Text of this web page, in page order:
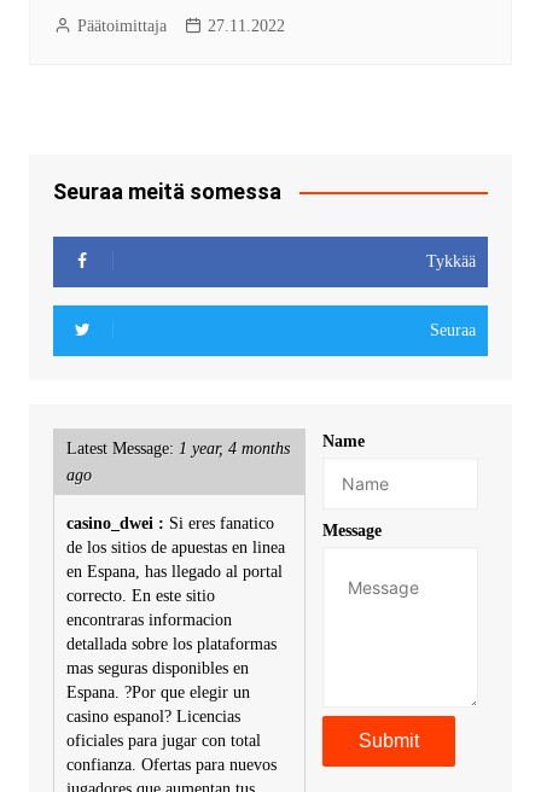
Päätoimittaja 27.11.2022
Seuraa meitä somessa
Tykkää
Seuraa
Latest Message: 1 year, 4 months
ago
casino_dwei : Si eres fanatico
de los sitios de apuestas en linea
en Espana, has llegado al portal
correcto. En este sitio
encontraras informacion
detallada sobre los plataformas
mas seguras disponibles en
Espana. ?Por que elegir un
casino espanol? Licencias
oficiales para jugar con total
confianza. Ofertas para nuevos
Name
Message